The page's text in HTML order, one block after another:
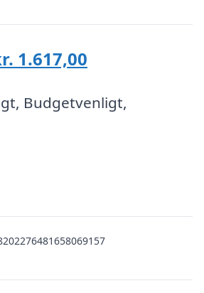
2.116,87.
1.617,00
pris
Budgetvenligt,